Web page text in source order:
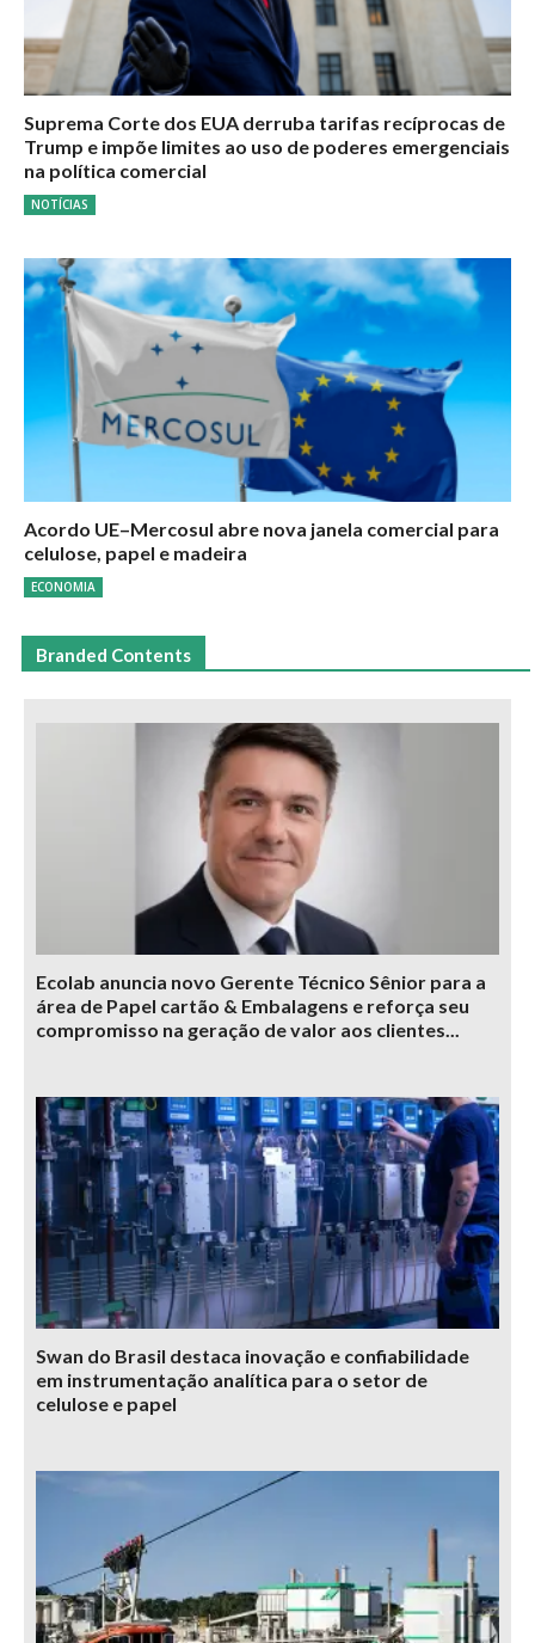
Suprema Corte dos EUA derruba tarifas recíprocas de
Trump e impõe limites ao uso de poderes emergenciais
na política comercial
NOTÍCIAS
Acordo UE–Mercosul abre nova janela comercial para
celulose, papel e madeira
ECONOMIA
Branded Contents
Ecolab anuncia novo Gerente Técnico Sênior para a
área de Papel cartão & Embalagens e reforça seu
compromisso na geração de valor aos clientes...
Swan do Brasil destaca inovação e confiabilidade
em instrumentação analítica para o setor de
celulose e papel